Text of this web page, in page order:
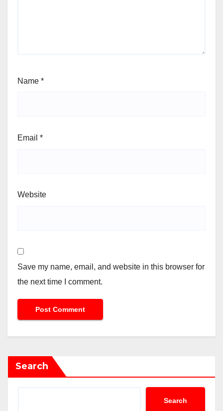
Name *
Email *
Website
Save my name, email, and website in this browser for
the next time I comment.
Search
Search